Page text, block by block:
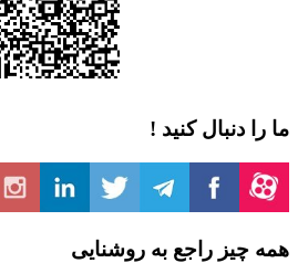
ما را دنبال کنید !
همه چیز راجع به روشنایی